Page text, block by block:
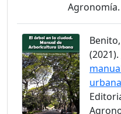
Agronomía.
(2021).
urbana